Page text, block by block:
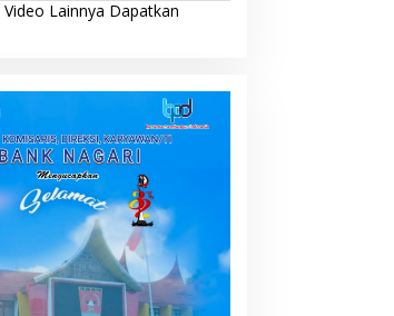
Video Lainnya Dapatkan